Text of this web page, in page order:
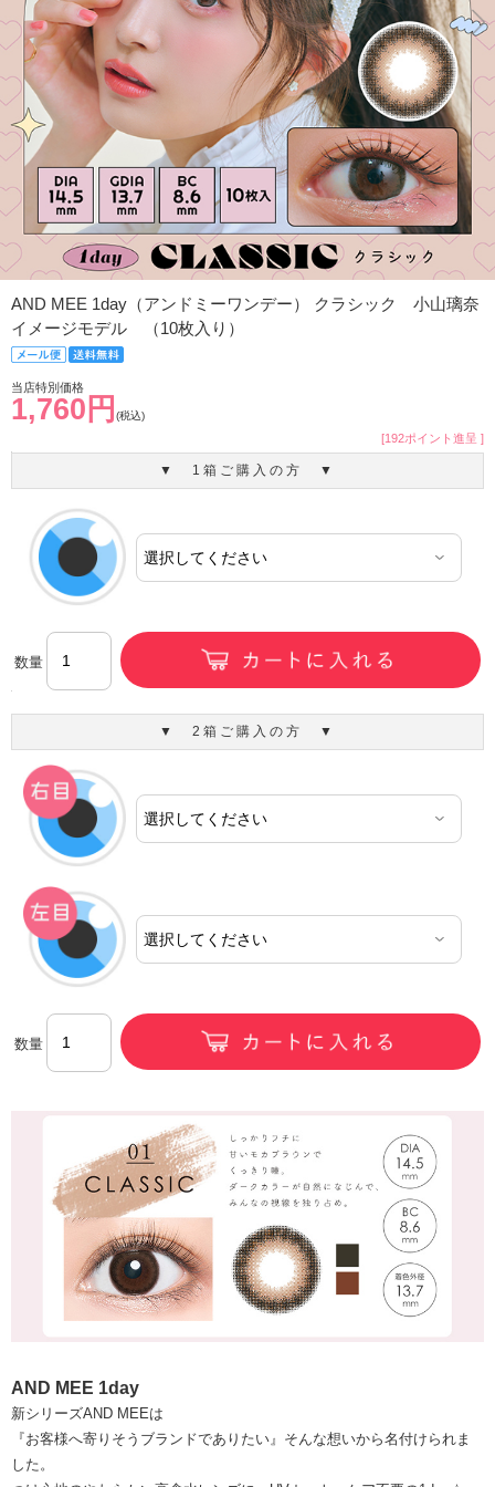
AND MEE 1day（アンドミーワンデー） クラシック 小山璃奈
イメージモデル （10枚入り）
当店特別価格
1,760円 (税込)
[192ポイント進呈 ]
▼ 1箱ご購入の方 ▼
数量
▼ 2箱ご購入の方 ▼
数量
AND MEE 1day
新シリーズAND MEEは
『お客様へ寄りそうブランドでありたい』そんな想いから名付けられま
した。